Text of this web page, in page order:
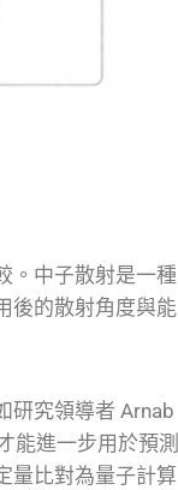
。中子散射是一種
後的散射角度與能
研究領導者 Arnab
能進一步用於預測
量比對為量子計算